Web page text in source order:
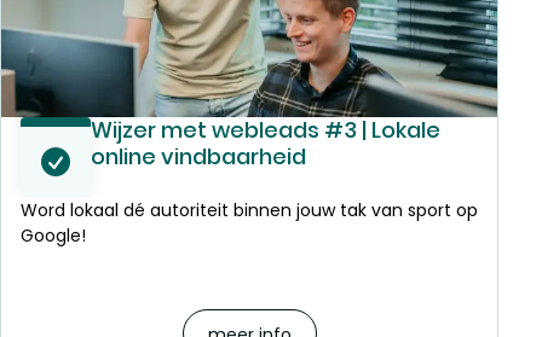
Wijzer met webleads #3 | Lokale
online vindbaarheid
Word lokaal dé autoriteit binnen jouw tak van sport op
Google!